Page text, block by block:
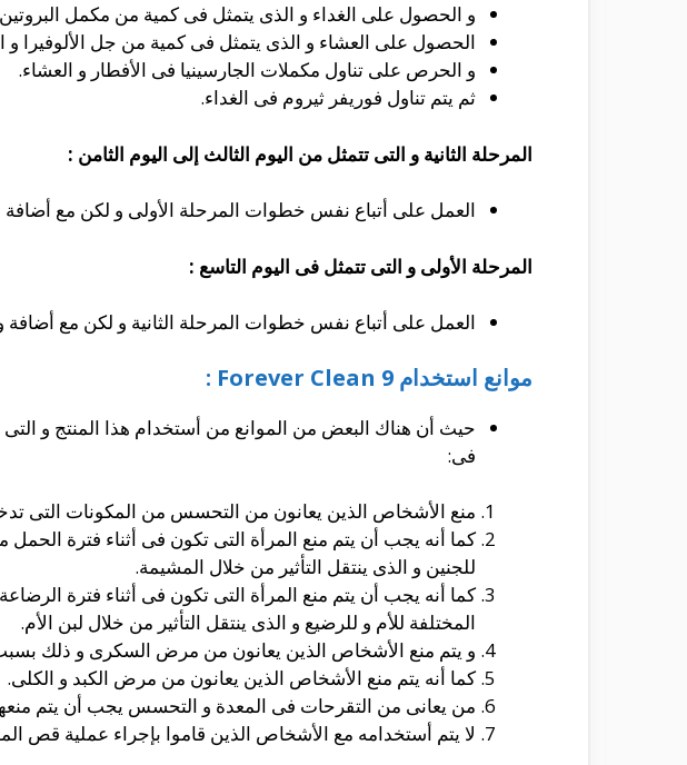
و الحصول على الغداء و الذى يتمثل فى كمية من مكمل
الحصول على العشاء و الذى يتمثل فى كمية من جل الألوفيرا
و الحرص على تناول مكملات الجارسينيا فى الأفطار و العشاء.
ثم يتم تناول فوريفر ثيروم فى الغداء.
المرحلة الثانية و التى تتمثل من اليوم الثالث إلى اليوم الثامن :
العمل على أتباع نفس خطوات المرحلة الأولى و لكن مع أضافة وجبة فى
المرحلة الأولى و التى تتمثل فى اليوم التاسع :
العمل على أتباع نفس خطوات المرحلة الثانية و لكن مع أضافة وجبة فى
موانع استخدام Forever Clean 9 :
حيث أن هناك البعض من الموانع من أستخدام هذا المنتج و
فى:
منع الأشخاص الذين يعانون من التحسس من المكونات التى
كما أنه يجب أن يتم منع المرأة التى تكون فى أثناء فترة
للجنين و الذى ينتقل التأثير من خلال المشيمة.
كما أنه يجب أن يتم منع المرأة التى تكون فى أثناء فترة
المختلفة للأم و للرضيع و الذى ينتقل التأثير من خلال لبن الأم.
و يتم منع الأشخاص الذين يعانون من مرض السكرى و ذلك
كما أنه يتم منع الأشخاص الذين يعانون من مرض الكبد و الكلى.
من يعانى من التقرحات فى المعدة و التحسس يجب أن يتم
لا يتم أستخدامه مع الأشخاص الذين قاموا بإجراء عملية قص